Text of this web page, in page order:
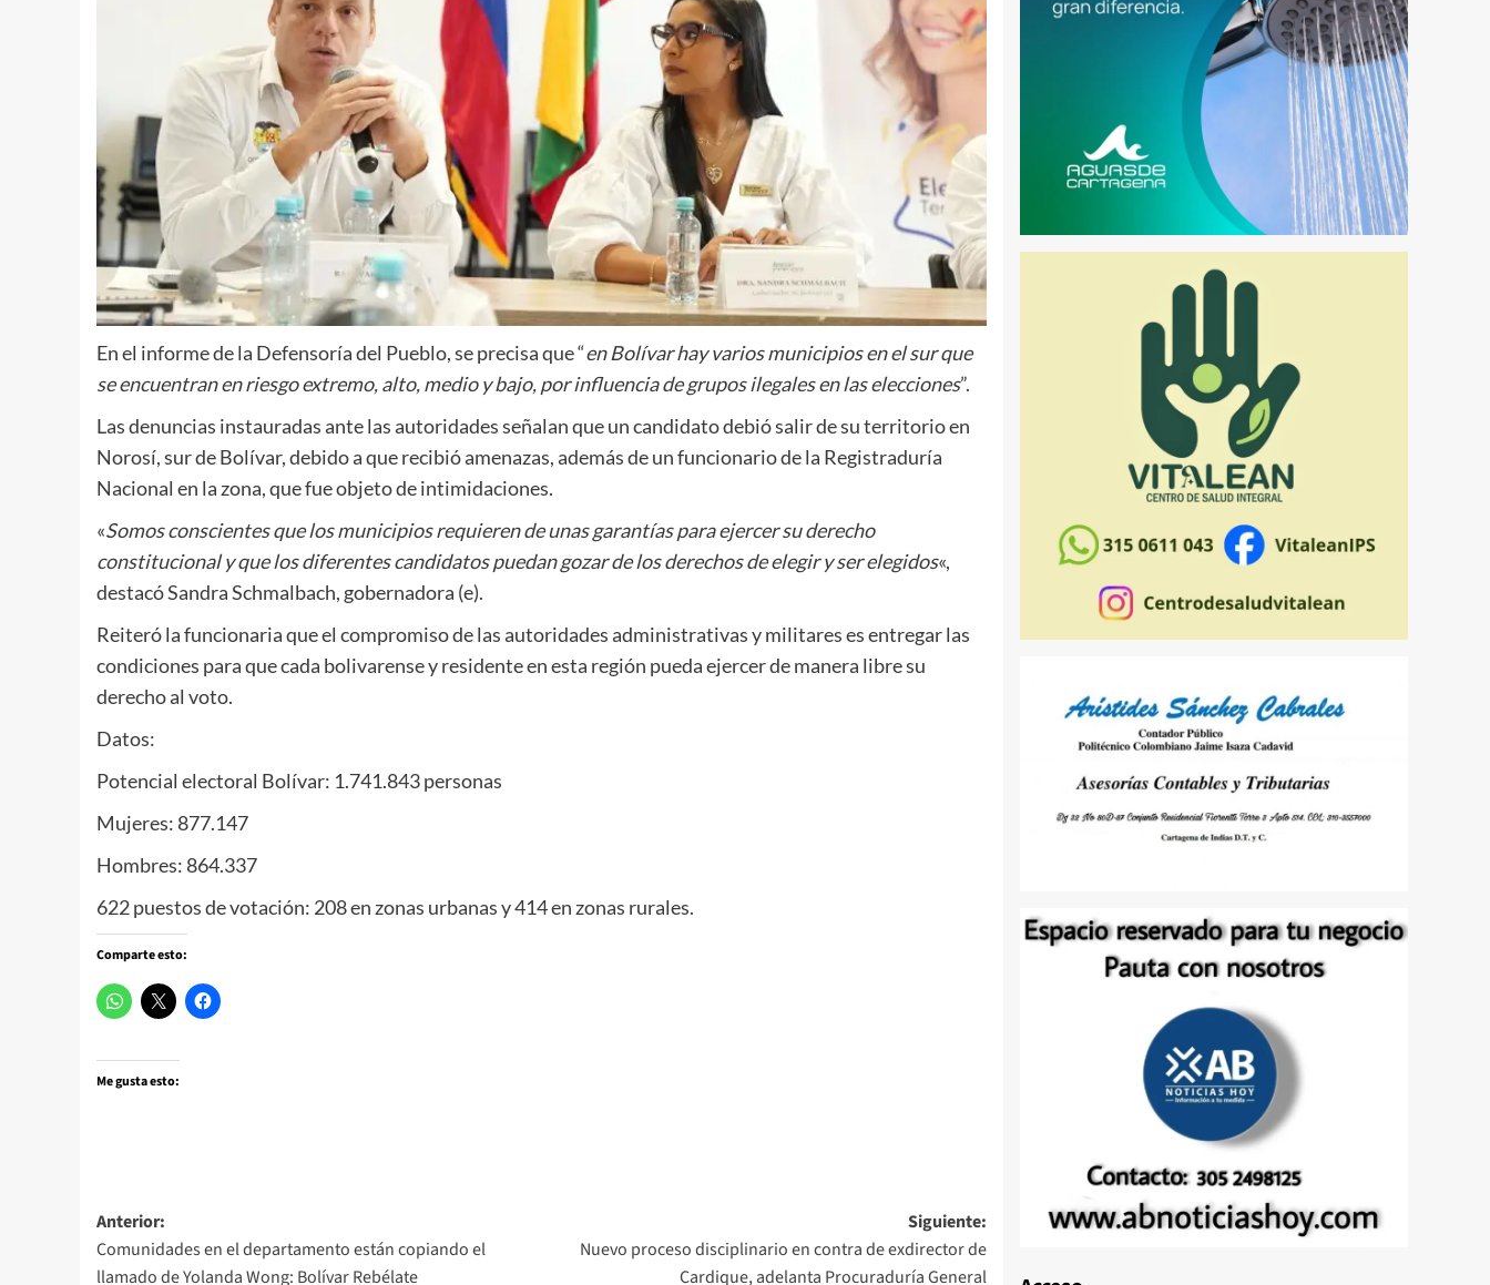
En el informe de la Defensoría del Pueblo, se precisa que “en Bolívar hay varios municipios en el sur que
se encuentran en riesgo extremo, alto, medio y bajo, por influencia de grupos ilegales en las elecciones”.
Las denuncias instauradas ante las autoridades señalan que un candidato debió salir de su territorio en
Norosí, sur de Bolívar, debido a que recibió amenazas, además de un funcionario de la Registraduría
Nacional en la zona, que fue objeto de intimidaciones.
«Somos conscientes que los municipios requieren de unas garantías para ejercer su derecho
constitucional y que los diferentes candidatos puedan gozar de los derechos de elegir y ser elegidos«,
destacó Sandra Schmalbach, gobernadora (e).
Reiteró la funcionaria que el compromiso de las autoridades administrativas y militares es entregar las
condiciones para que cada bolivarense y residente en esta región pueda ejercer de manera libre su
derecho al voto.
Datos:
Potencial electoral Bolívar: 1.741.843 personas
Mujeres: 877.147
Hombres: 864.337
622 puestos de votación: 208 en zonas urbanas y 414 en zonas rurales.
Comparte esto:
Me gusta esto:
Navegación
de
Anterior:
Comunidades en el departamento están copiando el
llamado de Yolanda Wong: Bolívar Rebélate
Siguiente:
Nuevo proceso disciplinario en contra de exdirector de
Cardique, adelanta Procuraduría General